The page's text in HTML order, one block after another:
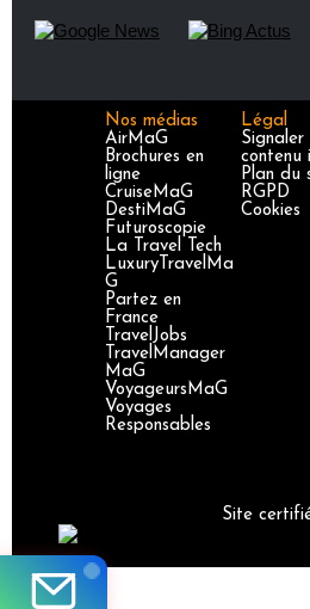
Nos médias
AirMaG
Brochures en
ligne
CruiseMaG
DestiMaG
Futuroscopie
La Travel Tech
LuxuryTravelMa
G
Partez en
France
TravelJobs
TravelManager
MaG
VoyageursMaG
Voyages
Responsables
Légal
Signaler
contenu
Plan du
RGPD
Cookies
Site